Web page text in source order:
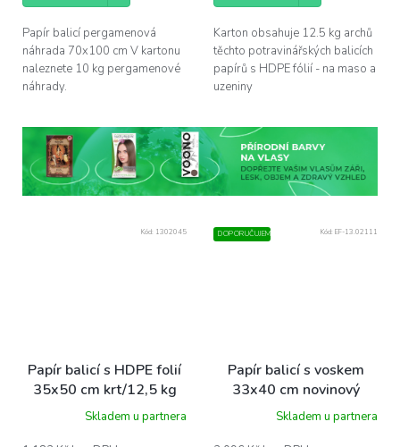
Papír balicí pergamenová
náhrada 70x100 cm V kartonu
naleznete 10 kg pergamenové
náhrady.
Karton obsahuje 12.5 kg archů
těchto potravinářských balicích
papírů s HDPE fólií - na maso a
uzeniny
Papír balicí s HDPE folií
35x50 cm krt/12,5 kg
Skladem u partnera
Kód: 1302045 DOPORUČUJEME
Papír balicí s voskem
33x40 cm novinový
potisk krt/1500 ks
Skladem u partnera
Kód: EF-13.02111